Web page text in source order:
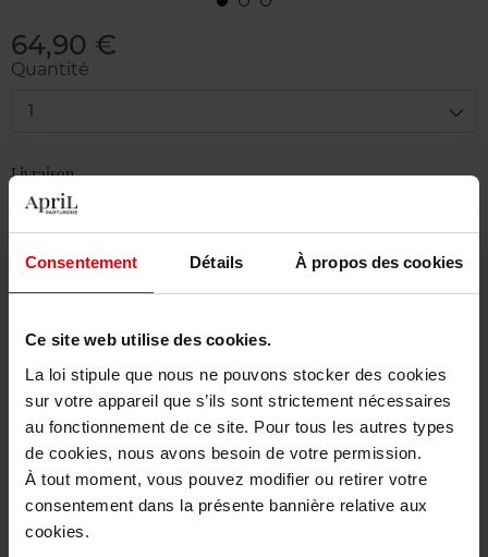
Consentement Détails À propos des cookies
Ce site web utilise des cookies.
La loi stipule que nous ne pouvons stocker des cookies
sur votre appareil que s’ils sont strictement nécessaires
au fonctionnement de ce site. Pour tous les autres types
de cookies, nous avons besoin de votre permission.
À tout moment, vous pouvez modifier ou retirer votre
consentement dans la présente bannière relative aux
cookies.
64,90 €
Quantité
1
Livraison
En stock
Retour gratuit dans votre magasin
Description